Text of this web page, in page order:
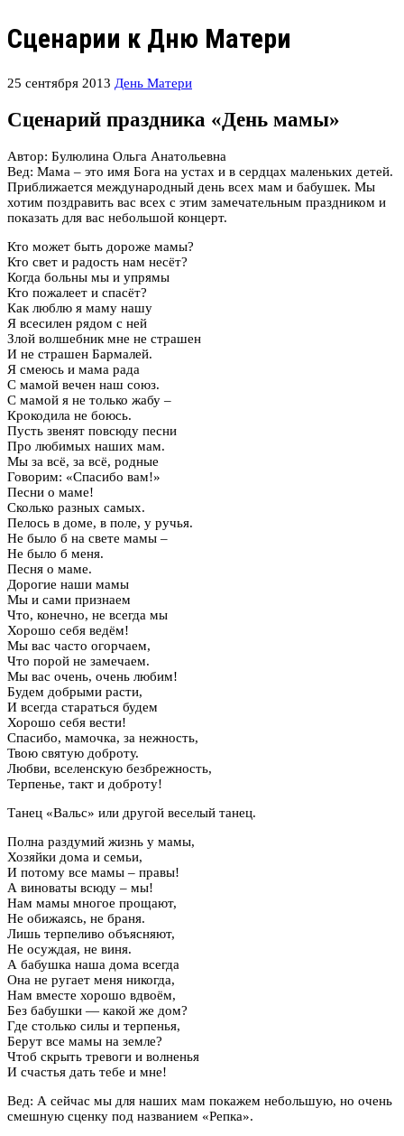
Сценарии к Дню Матери
25 сентября 2013 День Матери
Сценарий праздника «День мамы»
Автор: Булюлина Ольга Анатольевна
Вед: Мама – это имя Бога на устах и в сердцах маленьких детей.
Приближается международный день всех мам и бабушек. Мы
хотим поздравить вас всех с этим замечательным праздником и
показать для вас небольшой концерт.
Кто может быть дороже мамы?
Кто свет и радость нам несёт?
Когда больны мы и упрямы
Кто пожалеет и спасёт?
Как люблю я маму нашу
Я всесилен рядом с ней
Злой волшебник мне не страшен
И не страшен Бармалей.
Я смеюсь и мама рада
С мамой вечен наш союз.
С мамой я не только жабу –
Крокодила не боюсь.
Пусть звенят повсюду песни
Про любимых наших мам.
Мы за всё, за всё, родные
Говорим: «Спасибо вам!»
Песни о маме!
Сколько разных самых.
Пелось в доме, в поле, у ручья.
Не было б на свете мамы –
Не было б меня.
Песня о маме.
Дорогие наши мамы
Мы и сами признаем
Что, конечно, не всегда мы
Хорошо себя ведём!
Мы вас часто огорчаем,
Что порой не замечаем.
Мы вас очень, очень любим!
Будем добрыми расти,
И всегда стараться будем
Хорошо себя вести!
Спасибо, мамочка, за нежность,
Твою святую доброту.
Любви, вселенскую безбрежность,
Терпенье, такт и доброту!
Танец «Вальс» или другой веселый танец.
Полна раздумий жизнь у мамы,
Хозяйки дома и семьи,
И потому все мамы – правы!
А виноваты всюду – мы!
Нам мамы многое прощают,
Не обижаясь, не браня.
Лишь терпеливо объясняют,
Не осуждая, не виня.
А бабушка наша дома всегда
Она не ругает меня никогда,
Нам вместе хорошо вдвоём,
Без бабушки — какой же дом?
Где столько силы и терпенья,
Берут все мамы на земле?
Чтоб скрыть тревоги и волненья
И счастья дать тебе и мне!
Вед: А сейчас мы для наших мам покажем небольшую, но очень
смешную сценку под названием «Репка».